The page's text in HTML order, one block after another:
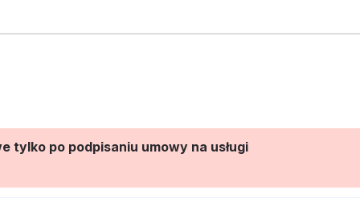
tylko po podpisaniu umowy na usługi